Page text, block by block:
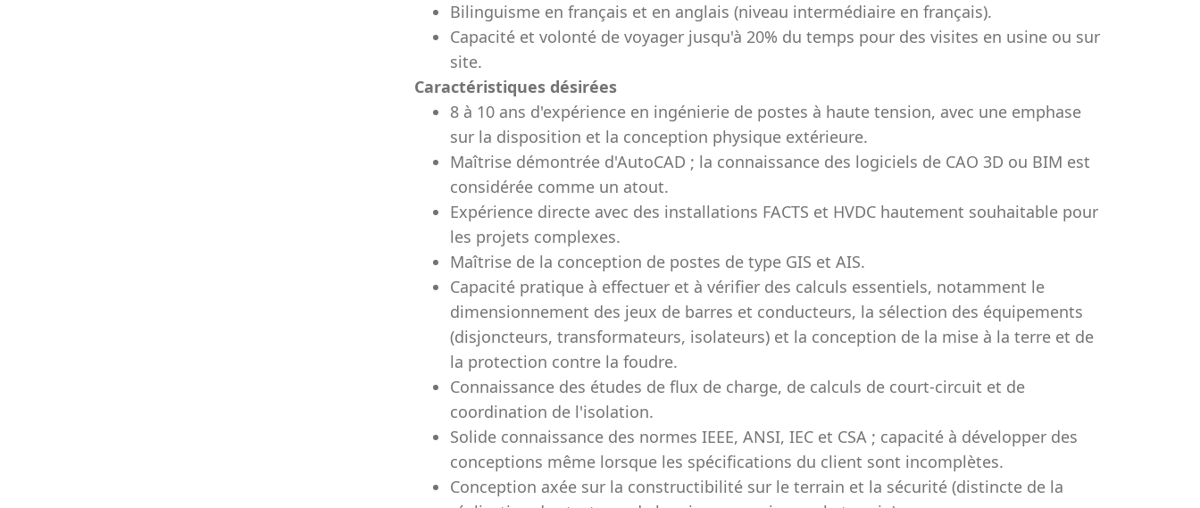
Bilinguisme en français et en anglais (niveau intermédiaire en français).
Capacité et volonté de voyager jusqu'à 20% du temps pour des visites en usine ou sur
site.
Caractéristiques désirées
8 à 10 ans d'expérience en ingénierie de postes à haute tension, avec une emphase
sur la disposition et la conception physique extérieure.
Maîtrise démontrée d'AutoCAD ; la connaissance des logiciels de CAO 3D ou BIM est
considérée comme un atout.
Expérience directe avec des installations FACTS et HVDC hautement souhaitable pour
les projets complexes.
Maîtrise de la conception de postes de type GIS et AIS.
Capacité pratique à effectuer et à vérifier des calculs essentiels, notamment le
dimensionnement des jeux de barres et conducteurs, la sélection des équipements
(disjoncteurs, transformateurs, isolateurs) et la conception de la mise à la terre et de
la protection contre la foudre.
Connaissance des études de flux de charge, de calculs de court-circuit et de
coordination de l'isolation.
Solide connaissance des normes IEEE, ANSI, IEC et CSA ; capacité à développer des
conceptions même lorsque les spécifications du client sont incomplètes.
Conception axée sur la constructibilité sur le terrain et la sécurité (distincte de la